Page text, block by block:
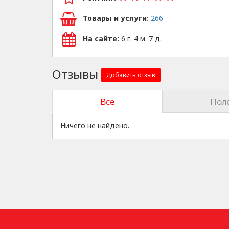
Товары и услуги: 266
На сайте: 6 г. 4 м. 7 д.
Отзывы Добавить отзыв
Все
Ничего не найдено.